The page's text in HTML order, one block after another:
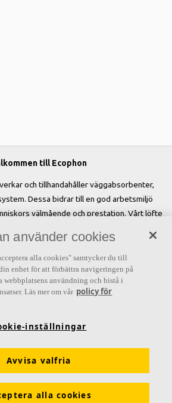
till Ecophon
och tillhandahåller väggabsorbenter,
Dessa bidrar till en god arbetsmiljö
välmående och prestation. Vårt löfte
Letar du efter?
Funktionskrav Mängdkalkylator
The Lab Virtual Reality
Nyhetsrum
använder cookies
alla cookies" samtycker du till
enhet för att förbättra navigeringen på
webbplatsens användning och bistå i
Läs mer om vår policy för
inställningar
Avvisa valfria
alla cookies